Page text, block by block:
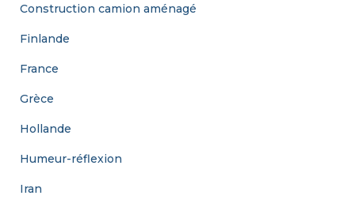
Construction camion aménagé
Finlande
France
Grèce
Hollande
Humeur-réflexion
Iran